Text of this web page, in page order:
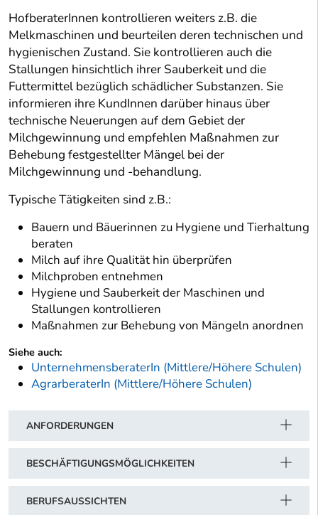
HofberaterInnen kontrollieren weiters z.B. die
Melkmaschinen und beurteilen deren technischen und
hygienischen Zustand. Sie kontrollieren auch die
Stallungen hinsichtlich ihrer Sauberkeit und die
Futtermittel bezüglich schädlicher Substanzen. Sie
informieren ihre KundInnen darüber hinaus über
technische Neuerungen auf dem Gebiet der
Milchgewinnung und empfehlen Maßnahmen zur
Behebung festgestellter Mängel bei der
Milchgewinnung und -behandlung.
Typische Tätigkeiten sind z.B.:
Bauern und Bäuerinnen zu Hygiene und Tierhaltung
beraten
Milch auf ihre Qualität hin überprüfen
Milchproben entnehmen
Hygiene und Sauberkeit der Maschinen und
Stallungen kontrollieren
Maßnahmen zur Behebung von Mängeln anordnen
Siehe auch:
UnternehmensberaterIn (Mittlere/Höhere Schulen)
AgrarberaterIn (Mittlere/Höhere Schulen)
ANFORDERUNGEN
BESCHÄFTIGUNGSMÖGLICHKEITEN
BERUFSAUSSICHTEN